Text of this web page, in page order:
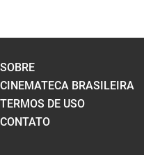
SOBRE
CINEMATECA BRASILEIRA
TERMOS DE USO
CONTATO